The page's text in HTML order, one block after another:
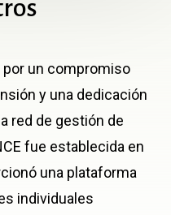
por un compromiso
y una dedicación
red de gestión de
fue establecida en
una plataforma
individuales